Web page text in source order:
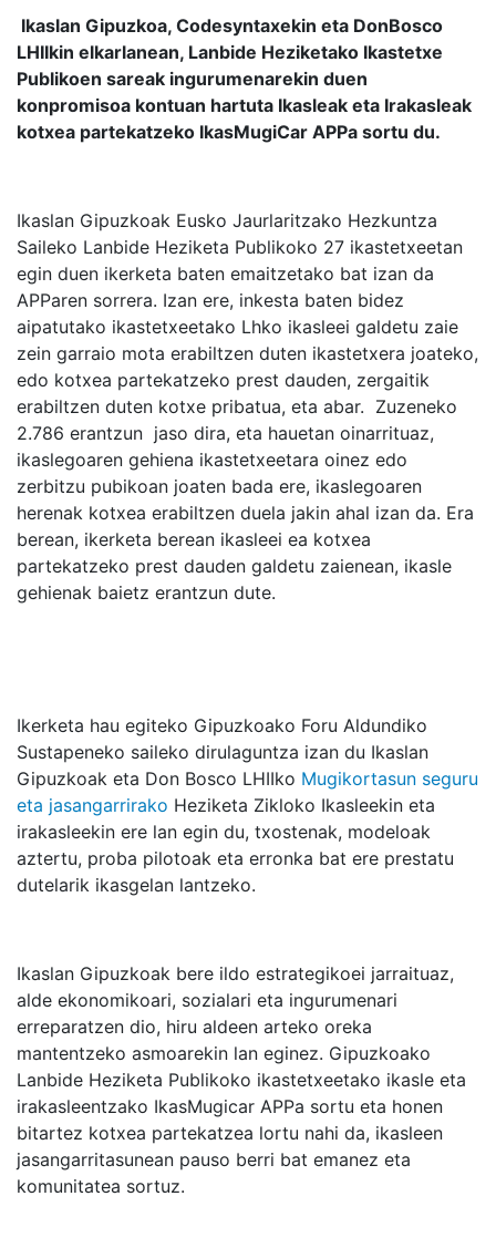
Ikaslan Gipuzkoa, Codesyntaxekin eta DonBosco
LHIIkin elkarlanean, Lanbide Heziketako Ikastetxe
Publikoen sareak ingurumenarekin duen
konpromisoa kontuan hartuta Ikasleak eta Irakasleak
kotxea partekatzeko IkasMugiCar APPa sortu du.
Ikaslan Gipuzkoak Eusko Jaurlaritzako Hezkuntza
Saileko Lanbide Heziketa Publikoko 27 ikastetxeetan
egin duen ikerketa baten emaitzetako bat izan da
APParen sorrera. Izan ere, inkesta baten bidez
aipatutako ikastetxeetako Lhko ikasleei galdetu zaie
zein garraio mota erabiltzen duten ikastetxera joateko,
edo kotxea partekatzeko prest dauden, zergaitik
erabiltzen duten kotxe pribatua, eta abar. Zuzeneko
2.786 erantzun jaso dira, eta hauetan oinarrituaz,
ikaslegoaren gehiena ikastetxeetara oinez edo
zerbitzu pubikoan joaten bada ere, ikaslegoaren
herenak kotxea erabiltzen duela jakin ahal izan da. Era
berean, ikerketa berean ikasleei ea kotxea
partekatzeko prest dauden galdetu zaienean, ikasle
gehienak baietz erantzun dute.
Ikerketa hau egiteko Gipuzkoako Foru Aldundiko
Sustapeneko saileko dirulaguntza izan du Ikaslan
Gipuzkoak eta Don Bosco LHIIko Mugikortasun seguru
eta jasangarrirako Heziketa Zikloko Ikasleekin eta
irakasleekin ere lan egin du, txostenak, modeloak
aztertu, proba pilotoak eta erronka bat ere prestatu
dutelarik ikasgelan lantzeko.
Ikaslan Gipuzkoak bere ildo estrategikoei jarraituaz,
alde ekonomikoari, sozialari eta ingurumenari
erreparatzen dio, hiru aldeen arteko oreka
mantentzeko asmoarekin lan eginez. Gipuzkoako
Lanbide Heziketa Publikoko ikastetxeetako ikasle eta
irakasleentzako IkasMugicar APPa sortu eta honen
bitartez kotxea partekatzea lortu nahi da, ikasleen
jasangarritasunean pauso berri bat emanez eta
komunitatea sortuz.